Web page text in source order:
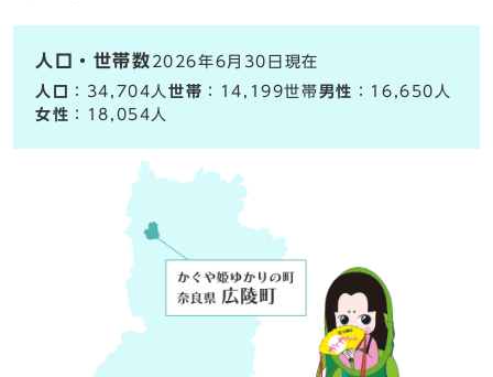
人口・世帯数 2026年6月30日現在
人口
：34,704人世帯 ：14,199世帯男性 ：16,650人
女性 ：18,054人